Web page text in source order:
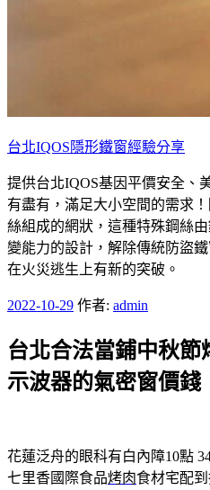
台北IQOS隱形鐵窗經驗分享
提供台北IQOS基因平價安全、
有盡有，滿足大小空間的需求
絲組成的網狀，這種特殊鋼絲
變能力的設計，解除傳統防盜
在火災逃生上有新的突破。
發
於
2022-10-29 作者: admin
台北合法當鋪中秋
示波器的氣密窗價錢
花蓮泛舟的眼科有白內障10點
七里香國際食品烤肉食材宅配